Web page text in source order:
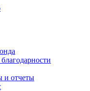
и отчеты